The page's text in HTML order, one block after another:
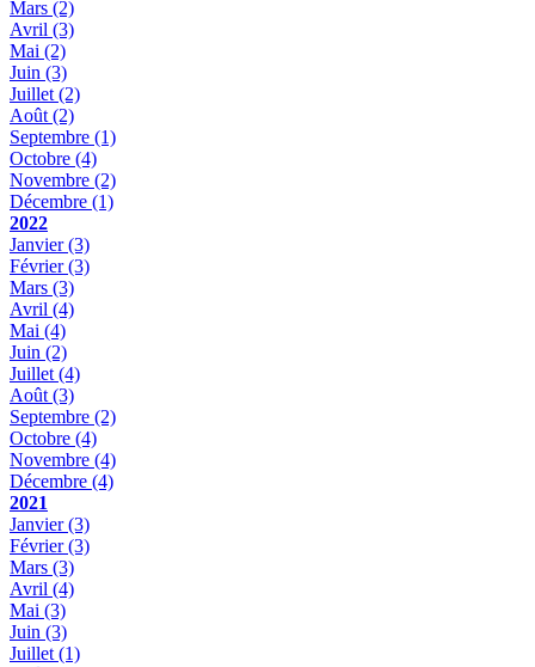
Mars (2)
Avril (3)
Mai (2)
Juin (3)
Juillet (2)
Août (2)
Septembre (1)
Octobre (4)
Novembre (2)
Décembre (1)
2022
Janvier(3)
Février(3)
Mars (3)
Avril (4)
Mai (4)
Juin (2)
Juillet (4)
Août (3)
Septembre (2)
Octobre (4)
Novembre (4)
Décembre (4)
2021
Janvier(3)
Février(3)
Mars (3)
Avril (4)
Mai (3)
Juin (3)
Juillet (1)